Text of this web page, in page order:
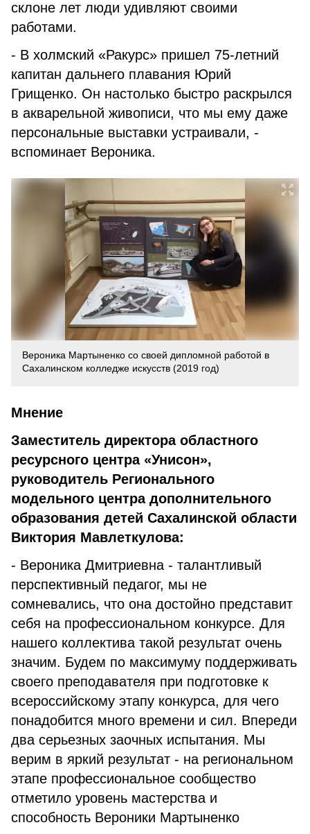
склоне лет люди удивляют своими
работами.
- В холмский «Ракурс» пришел 75-летний
капитан дальнего плавания Юрий
Грищенко. Он настолько быстро раскрылся
в акварельной живописи, что мы ему даже
персональные выставки устраивали, -
вспоминает Вероника.
Вероника Мартыненко со своей дипломной работой в
Сахалинском колледже искусств (2019 год)
Мнение
Заместитель директора областного
ресурсного центра «Унисон»,
руководитель Регионального
модельного центра дополнительного
образования детей Сахалинской области
Виктория Мавлеткулова:
- Вероника Дмитриевна - талантливый
перспективный педагог, мы не
сомневались, что она достойно представит
себя на профессиональном конкурсе. Для
нашего коллектива такой результат очень
значим. Будем по максимуму поддерживать
своего преподавателя при подготовке к
всероссийскому этапу конкурса, для чего
понадобится много времени и сил. Впереди
два серьезных заочных испытания. Мы
верим в яркий результат - на региональном
этапе профессиональное сообщество
отметило уровень мастерства и
способность Вероники Мартыненко